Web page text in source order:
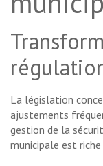
La législation
ajustements
gestion de la
municipale est